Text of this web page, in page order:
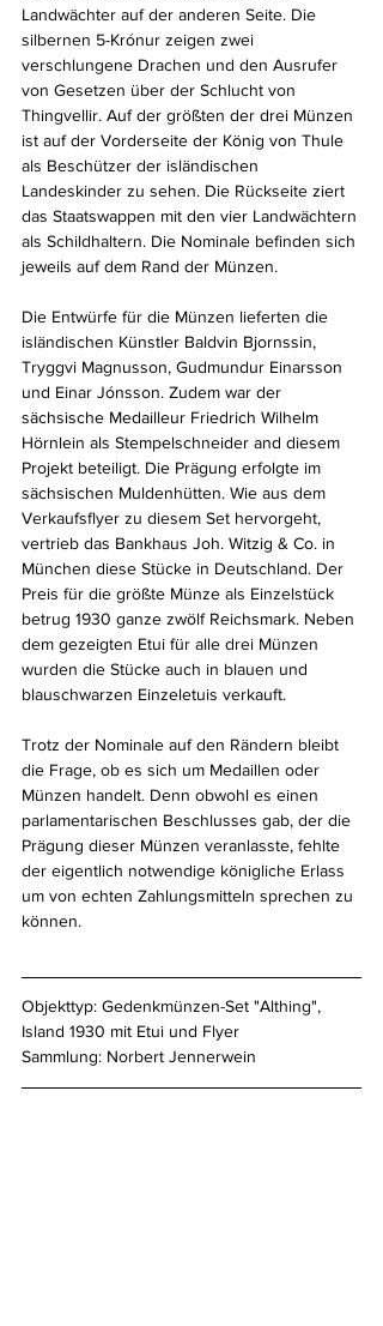
Landwächter auf der anderen Seite. Die
silbernen 5-Krónur zeigen zwei
verschlungene Drachen und den Ausrufer
von Gesetzen über der Schlucht von
Thingvellir. Auf der größten der drei Münzen
ist auf der Vorderseite der König von Thule
als Beschützer der isländischen
Landeskinder zu sehen. Die Rückseite ziert
das Staatswappen mit den vier Landwächtern
als Schildhaltern. Die Nominale befinden sich
jeweils auf dem Rand der Münzen.
Die Entwürfe für die Münzen lieferten die
isländischen Künstler Baldvin Bjornssin,
Tryggvi Magnusson, Gudmundur Einarsson
und Einar Jónsson. Zudem war der
sächsische Medailleur Friedrich Wilhelm
Hörnlein als Stempelschneider and diesem
Projekt beteiligt. Die Prägung erfolgte im
sächsischen Muldenhütten. Wie aus dem
Verkaufsflyer zu diesem Set hervorgeht,
vertrieb das Bankhaus Joh. Witzig & Co. in
München diese Stücke in Deutschland. Der
Preis für die größte Münze als Einzelstück
betrug 1930 ganze zwölf Reichsmark. Neben
dem gezeigten Etui für alle drei Münzen
wurden die Stücke auch in blauen und
blauschwarzen Einzeletuis verkauft.
Trotz der Nominale auf den Rändern bleibt
die Frage, ob es sich um Medaillen oder
Münzen handelt. Denn obwohl es einen
parlamentarischen Beschlusses gab, der die
Prägung dieser Münzen veranlasste, fehlte
der eigentlich notwendige königliche Erlass
um von echten Zahlungsmitteln sprechen zu
können.
Objekttyp: Gedenkmünzen-Set "Althing",
Island 1930 mit Etui und Flyer
Sammlung: Norbert Jennerwein